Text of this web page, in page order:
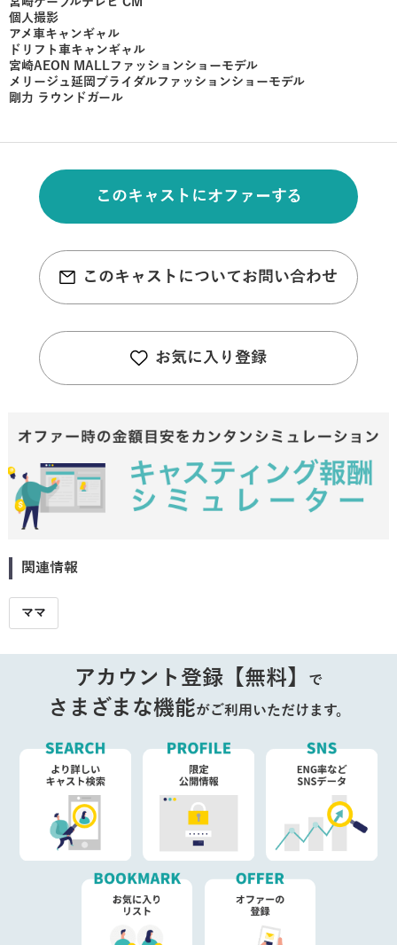
個人撮影
アメ車キャンギャル
ドリフト車キャンギャル
宮崎AEON MALLファッションショーモデル
メリージュ延岡ブライダルファッションショーモデル
剛力 ラウンドガール
このキャストにオファーする
このキャストについてお問い合わせ
お気に入り登録
関連情報
ママ
アカウント登録【無料】 で
さまざまな機能がご利用いただけます。